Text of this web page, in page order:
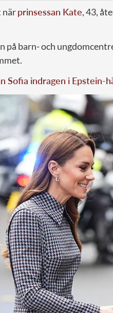
närprinsessan Kate, 43,
på barn- och
Sofia indragen i Epstein-